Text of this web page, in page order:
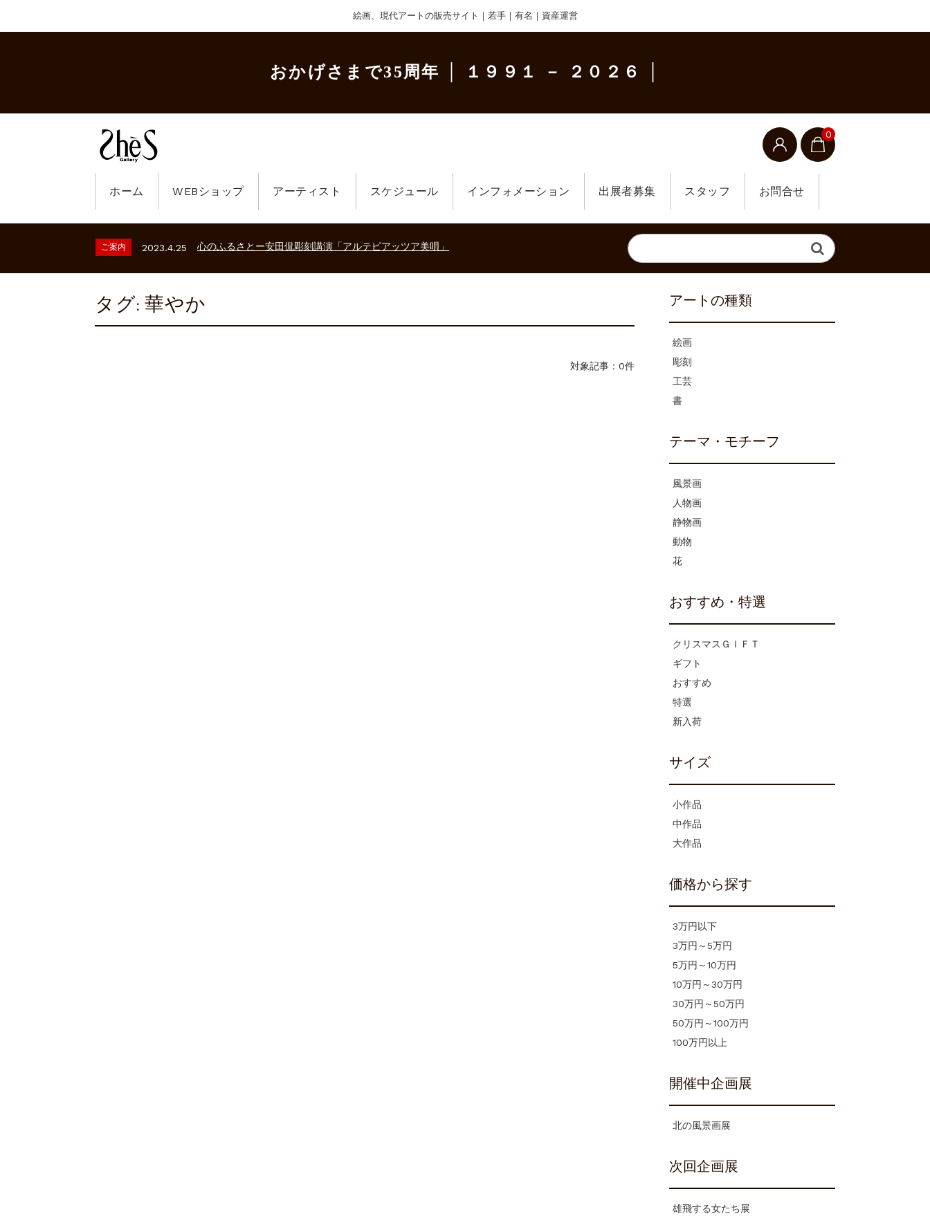
絵画、現代アートの販売サイト｜若手｜有名｜資産運営
おかげさまで35周年 │ １９９１ － ２０２６ │
0
ホーム WEBショップ アーティスト スケジュール インフォメーション 出展者募集 スタッフ お問合せ
ご案内 2023.2.25 ギャラリーシーズ「秋の美術散歩 京都・大阪 ～二都物語～」
砂澤ビッキ展 －砂澤ビッキの生きた時代－
ご案内 2023.2.25 ギャラリーシーズ「秋の美術散歩 京都・大阪 ～二都物語～」
ご案内 2023.2.25 ギャラリーシーズ「秋の美術散歩 京都・大阪 ～二都物語～」
タグ:華やか
対象記事：0件
アートの種類
絵画
彫刻
工芸
書
テーマ・モチーフ
風景画
人物画
静物画
動物
花
おすすめ・特選
クリスマスＧＩＦＴ
ギフト
おすすめ
特選
新入荷
サイズ
小作品
中作品
大作品
価格から探す
3万円以下
3万円～5万円
5万円～10万円
10万円～30万円
30万円～50万円
50万円～100万円
100万円以上
開催中企画展
北の風景画展
次回企画展
雄飛する女たち展